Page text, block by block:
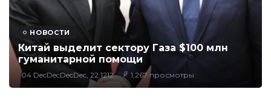
НОВОСТИ
Китай выделит сектору Газа $100 млн
гуманитарной помощи
04 DecDecDecDec, 22:1212 1,267 просмотры